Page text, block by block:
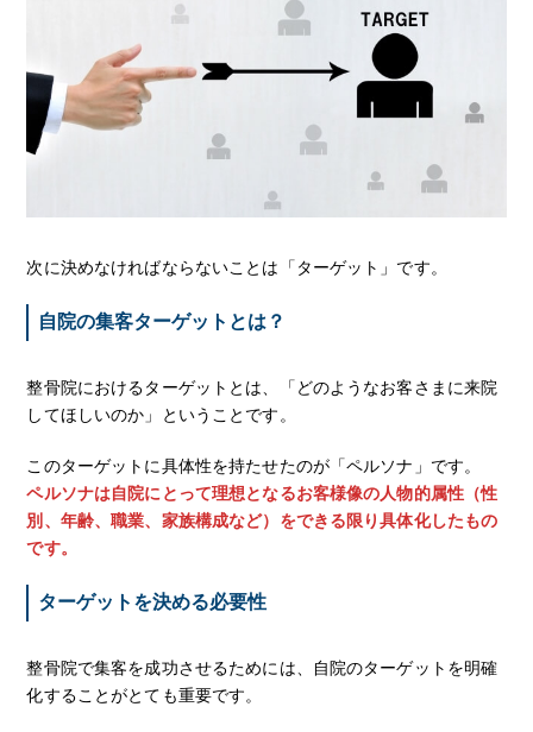
次に決めなければならないことは「ターゲット」です。
自院の集客ターゲットとは？
整骨院におけるターゲットとは、「どのようなお客さまに来院
してほしいのか」ということです。
このターゲットに具体性を持たせたのが「ペルソナ」です。
ペルソナは自院にとって理想となるお客様像の人物的属性（性
別、年齢、職業、家族構成など）をできる限り具体化したもの
です。
ターゲットを決める必要性
整骨院で集客を成功させるためには、自院のターゲットを明確
化することがとても重要です。